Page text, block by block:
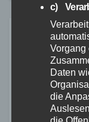
Ähnliches
ALTENKIRCHEN
c)
Vorgang
Daten
die